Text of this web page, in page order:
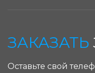
ЗАКАЗАТЬ
Оставьте свой